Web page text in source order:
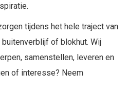
tijdens het hele traject van
of blokhut. Wij
samenstellen, leveren en
of interesse? Neem